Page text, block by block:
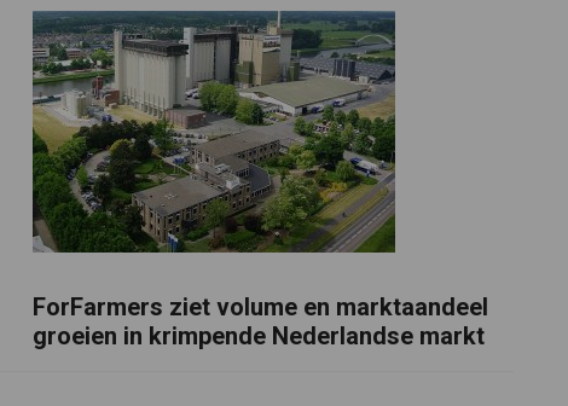
ForFarmers ziet volume en marktaandeel
groeien in krimpende Nederlandse markt